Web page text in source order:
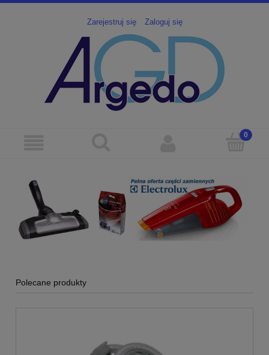
Zarejestruj się Zaloguj się
Polecane produkty